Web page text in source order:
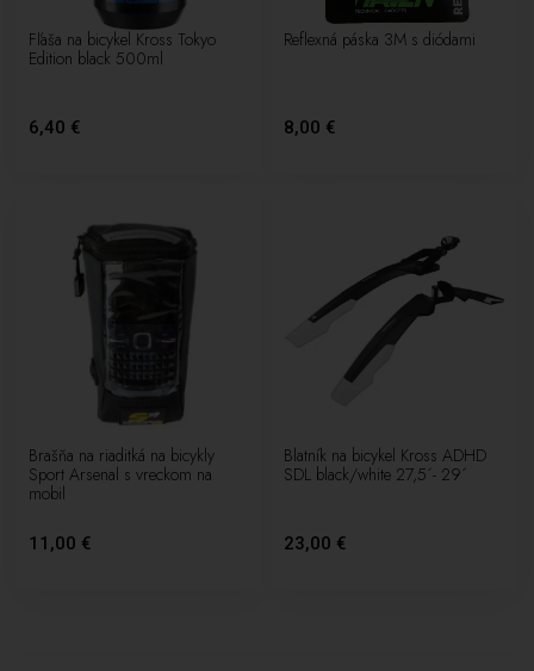
Fľaša na bicykel Kross Tokyo
Edition black 500ml
6,40 €
Reflexná páska 3M s diódami
8,00 €
Brašňa na riaditká na bicykly
Sport Arsenal s vreckom na
mobil
11,00 €
Blatník na bicykel Kross ADHD
SDL black/white 27,5´- 29´
23,00 €